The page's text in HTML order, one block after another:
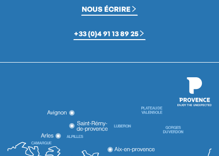
NOUS ÉCRIRE
+33 (0)4 91 13 89 25